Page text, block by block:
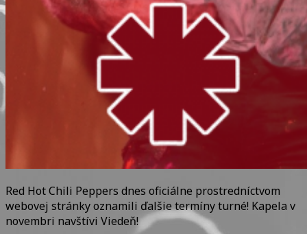
Red Hot Chili Peppers dnes oficiálne prostredníctvom
webovej stránky oznamili ďalšie termíny turné! Kapela v
novembri navštívi Viedeň!